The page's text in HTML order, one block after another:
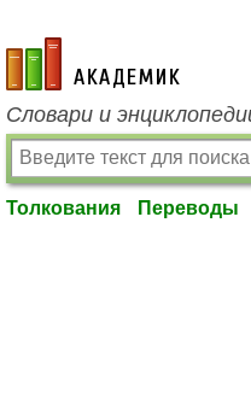
academic.ru
Словари и
Толкования Переводы